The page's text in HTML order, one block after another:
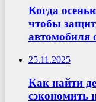
Когда
чтобы
автомобиля
25.11.2025
Как найти
сэкономить